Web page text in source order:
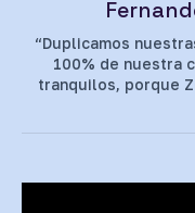
“Duplicamos
100% de nuestra
tranquilos, porque